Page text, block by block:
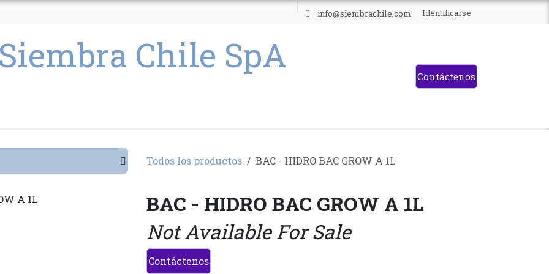
info@siembrachile.com Identificarse
Contáctenos
Todos los productos BAC - HIDRO BAC GROW A 1L
BAC - HIDRO BAC GROW A 1L
Not Available For Sale
Contáctenos